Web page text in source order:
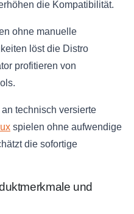
die Kompatibilität.
ohne manuelle
löst die Distro
profitieren von
technisch versierte
spielen ohne aufwendige
die sofortige
und